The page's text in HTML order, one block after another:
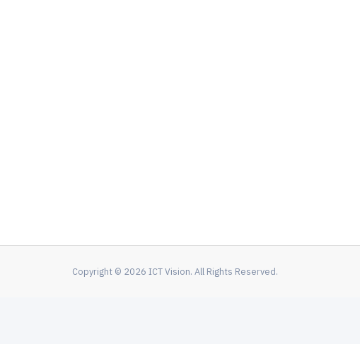
Copyright © 2026 ICT Vision. All Rights Reserved.